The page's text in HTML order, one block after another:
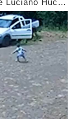
Luciano Huck
Ver mais